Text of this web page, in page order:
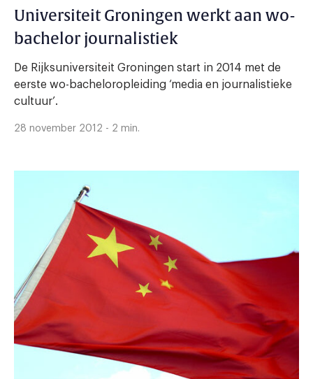
Universiteit Groningen werkt aan wo-
bachelor journalistiek
De Rijksuniversiteit Groningen start in 2014 met de
eerste wo-bacheloropleiding ‘media en journalistieke
cultuur’.
28 november 2012 - 2 min.